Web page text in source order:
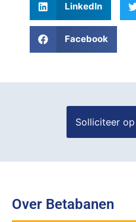
LinkedIn
Facebook
Over Betabanen